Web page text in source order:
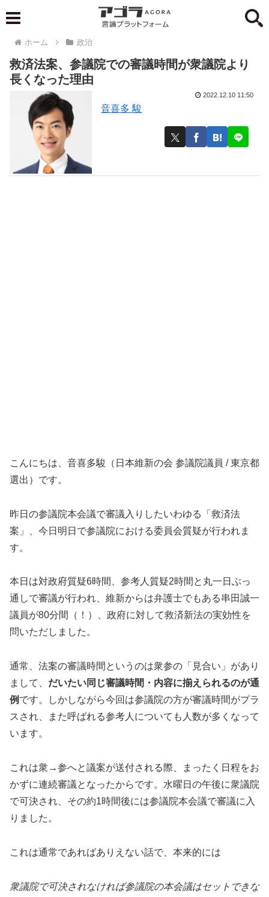
ホーム 政治
救済法案、参議院での審議時間が衆議院より
長くなった理由
音喜多 駿
2022.12.10 11:50
こんにちは、音喜多駿（日本維新の会 参議院議員 / 東京都
選出）です。
昨日の参議院本会議で審議入りしたいわゆる「救済法
案」、今日明日で参議院における委員会質疑が行われま
す。
本日は対政府質疑6時間、参考人質疑2時間と丸一日ぶっ
通しで審議が行われ、維新からは弁護士でもある串田誠一
議員が80分間（！）、政府に対して救済新法の実効性を
問いただしました。
通常、法案の審議時間というのは衆参の「見合い」があり
まして、 だいたい同じ審議時間・内容に揃えられるのが通
例 です。しかしながら今回は参議院の方が審議時間がプラ
スされ、また呼ばれる参考人についても人数が多くなって
います。
これは衆→参へと議案が送付される際、まったく日程をお
かずに連続審議となったからです。水曜日の午後に衆議院
で可決され、その約1時間後には参議院本会議で審議に入
りました。
これは通常であればありえない話で、本来的には
衆議院で可決されなければ参議院の本会議はセットできな